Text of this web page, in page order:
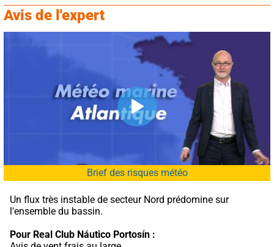
Avis de l'expert
Brief des risques météo
Un flux très instable de secteur Nord prédomine sur
l'ensemble du bassin.
Pour Real Club Náutico Portosín :